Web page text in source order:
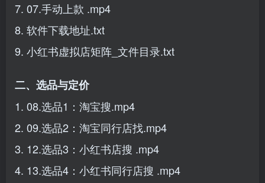
7. 07.手动上款 .mp4
8. 软件下载地址.txt
9. 小红书虚拟店矩阵_文件目录.txt
二、选品与定价
1. 08.选品1：淘宝搜.mp4
2. 09.选品2：淘宝同行店找.mp4
3. 12.选品3：小红书店搜 .mp4
4. 13.选品4：小红书同行店搜 .mp4